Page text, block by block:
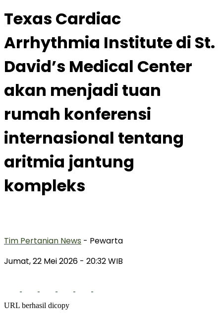
Texas Cardiac
Arrhythmia Institute di St.
David’s Medical Center
akan menjadi tuan
rumah konferensi
internasional tentang
aritmia jantung
kompleks
Tim Pertanian News - Pewarta
Jumat, 22 Mei 2026 - 20:32 WIB
URL berhasil dicopy